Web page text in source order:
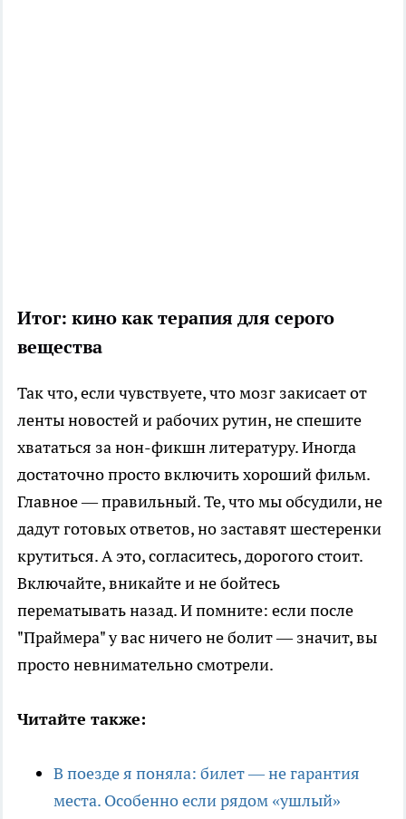
Итог: кино как терапия для серого
вещества
Так что, если чувствуете, что мозг закисает от
ленты новостей и рабочих рутин, не спешите
хвататься за нон-фикшн литературу. Иногда
достаточно просто включить хороший фильм.
Главное — правильный. Те, что мы обсудили, не
дадут готовых ответов, но заставят шестеренки
крутиться. А это, согласитесь, дорогого стоит.
Включайте, вникайте и не бойтесь
перематывать назад. И помните: если после
"Праймера" у вас ничего не болит — значит, вы
просто невнимательно смотрели.
Читайте также:
В поезде я поняла: билет — не гарантия
места. Особенно если рядом «ушлый»